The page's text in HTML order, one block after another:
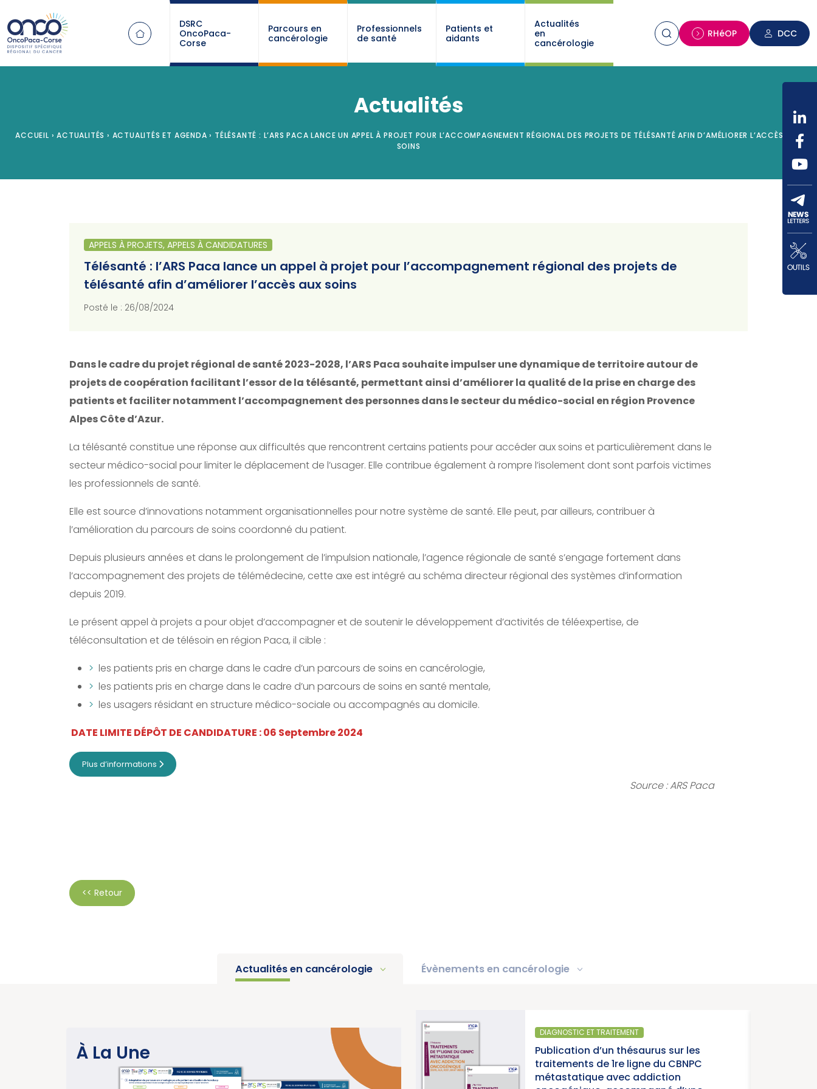
DSRC
OncoPaca-
Corse
Parcours en
cancérologie
Professionnels
de santé
Patients et
aidants
Actualités
en
cancérologie
RHéOP DCC
Actualités
ACCUEIL › ACTUALITÉS › ACTUALITÉS ET AGENDA › TÉLÉSANTÉ : L’ARS PACA LANCE UN APPEL À PROJET POUR L’ACCOMPAGNEMENT RÉGIONAL DES PROJETS DE TÉLÉSANTÉ AFIN D’AMÉLIORER L’ACCÈS AUX
SOINS
APPELS À PROJETS, APPELS À CANDIDATURES
Télésanté : l’ARS Paca lance un appel à projet pour l’accompagnement régional des projets de
télésanté afin d’améliorer l’accès aux soins
Posté le : 26/08/2024
Dans le cadre du projet régional de santé 2023-2028, l’ARS Paca souhaite impulser une dynamique de territoire autour de
projets de coopération facilitant l’essor de la télésanté, permettant ainsi d’améliorer la qualité de la prise en charge des
patients et faciliter notamment l’accompagnement des personnes dans le secteur du médico-social en région Provence
Alpes Côte d’Azur.
La télésanté constitue une réponse aux difficultés que rencontrent certains patients pour accéder aux soins et particulièrement dans le
secteur médico-social pour limiter le déplacement de l’usager. Elle contribue également à rompre l’isolement dont sont parfois victimes
les professionnels de santé.
Elle est source d’innovations notamment organisationnelles pour notre système de santé. Elle peut, par ailleurs, contribuer à
l’amélioration du parcours de soins coordonné du patient.
Depuis plusieurs années et dans le prolongement de l’impulsion nationale, l’agence régionale de santé s’engage fortement dans
l’accompagnement des projets de télémédecine, cette axe est intégré au schéma directeur régional des systèmes d’information
depuis 2019.
Le présent appel à projets a pour objet d’accompagner et de soutenir le développement d’activités de téléexpertise, de
téléconsultation et de télésoin en région Paca, il cible :
les patients pris en charge dans le cadre d’un parcours de soins en cancérologie,
les patients pris en charge dans le cadre d’un parcours de soins en santé mentale,
les usagers résidant en structure médico-sociale ou accompagnés au domicile.
DATE LIMITE DÉPÔT DE CANDIDATURE : 06 Septembre 2024
Plus d’informations
Source : ARS Paca
<< Retour
Actualités en cancérologie Évènements en cancérologie
À La Une
Parution du rapport d’activité 2025 « Une
année charnière pour la lutte contre les
cancers » (Institut National du Cancer)
DIAGNOSTIC ET TRAITEMENT
Publication d’un thésaurus sur les
traitements de 1re ligne du CBNPC
métastatique avec addiction